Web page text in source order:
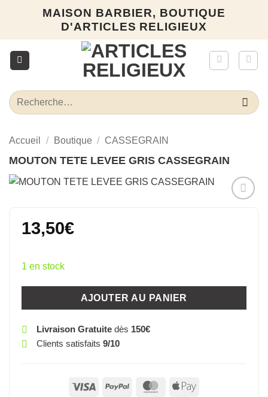
MAISON BARBIER, BOUTIQUE
D'ARTICLES RELIGIEUX
Recherche
pour :
Accueil / Boutique / CASSEGRAIN
MOUTON TETE LEVEE GRIS CASSEGRAIN
13,50€
1 en stock
AJOUTER AU PANIER
Livraison Gratuitedès 150€
Clients satisfaits 9/10
Visa PayPal MasterCardApple